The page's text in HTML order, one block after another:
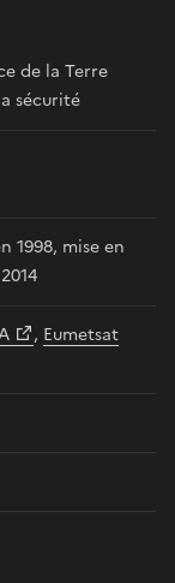
de la Terre
sécurité
1998, mise en
, Eumetsat